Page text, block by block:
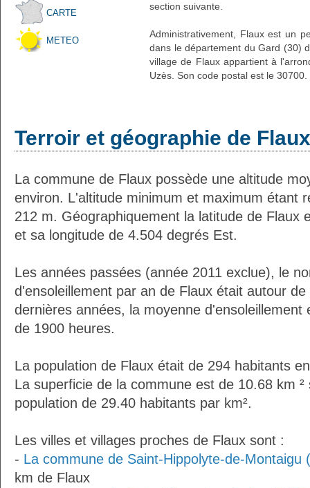
CARTE
METEO
section suivante.
Administrativement, Flaux est un
dans le département du Gard (30)
village de Flaux appartient à
Uzès. Son code postal est le 30700.
Terroir et géographie de Flaux
La commune de Flaux possède une altitude
environ. L'altitude minimum et maximum étant
212 m. Géographiquement la latitude de Flaux
et sa longitude de 4.504 degrés Est.
Les années passées (année 2011 exclue), le
d'ensoleillement par an de Flaux était autour
dernières années, la moyenne d'ensoleillement
de 1900 heures.
La population de Flaux était de 294 habitants
La superficie de la commune est de 10.68 km
population de 29.40 habitants par km².
Les villes et villages proches de Flaux sont :
- La commune de Saint-Hippolyte-de-Montaigu
km de Flaux